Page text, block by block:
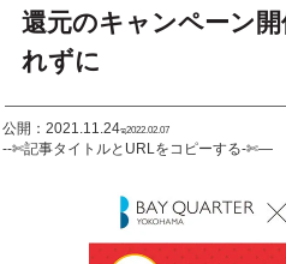
還元のキャンペーン
れずに
公開：2021.11.24ಇ2022.02.07
--✄記事タイトルとURLをコピーする-✄—